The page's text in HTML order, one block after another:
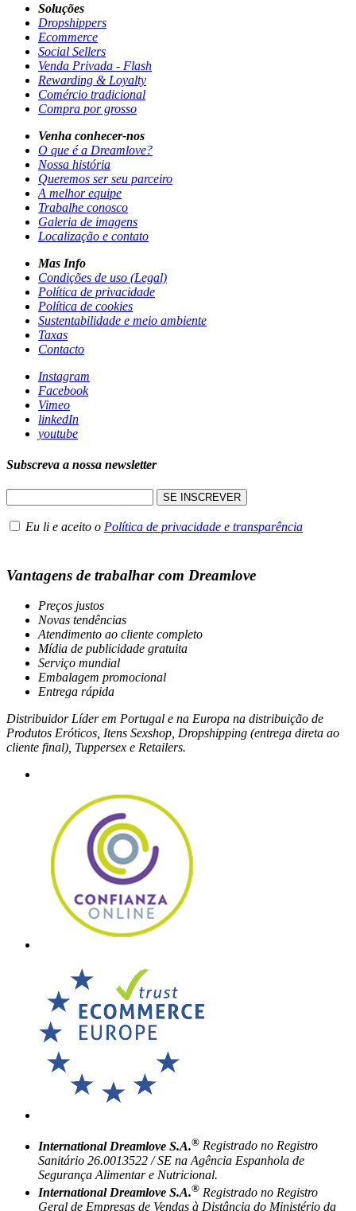
Soluções
Dropshippers
Ecommerce
Social Sellers
Venda Privada - Flash
Rewarding & Loyalty
Comércio tradicional
Compra por grosso
Venha conhecer-nos
O que é a Dreamlove?
Nossa história
Queremos ser seu parceiro
A melhor equipe
Trabalhe conosco
Galeria de imagens
Localização e contato
Mas Info
Condições de uso (Legal)
Política de privacidade
Política de cookies
Sustentabilidade e meio ambiente
Taxas
Contacto
Instagram
Facebook
Vimeo
linkedIn
youtube
Subscreva a nossa newsletter
Eu li e aceito o Política de privacidade e transparência
Vantagens de trabalhar com Dreamlove
Preços justos
Novas tendências
Atendimento ao cliente completo
Mídia de publicidade gratuita
Serviço mundial
Embalagem promocional
Entrega rápida
Distribuidor Líder em Portugal e na Europa na distribuição de
Produtos Eróticos, Itens Sexshop, Dropshipping (entrega direta ao
cliente final), Tuppersex e Retailers.
International Dreamlove S.A.® Registrado no Registro
Sanitário 26.0013522 / SE na Agência Espanhola de
Segurança Alimentar e Nutricional.
International Dreamlove S.A.® Registrado no Registro
Geral de Empresas de Vendas à Distância do Ministério da